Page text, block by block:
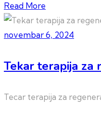
Read More
novembar 6, 2024
Tekar terapija za
Tecar terapija za